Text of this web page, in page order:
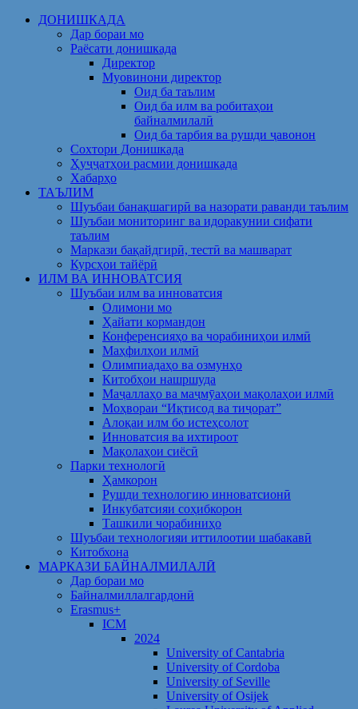
Skip
ДОНИШКАДА
Дар бораи мо
Раёсати донишкада
Директор
Муовинони директор
Оид ба таълим
Оид ба илм ва робитаҳои
байналмилалӣ
Оид ба тарбия ва рушди ҷавонон
Сохтори Донишкада
Ҳуҷҷатҳои расмии донишкада
Хабарҳо
ТАЪЛИМ
Шуъбаи банақшагирӣ ва назорати раванди таълим
Шуъбаи мониторинг ва идоракунии сифати
таълим
Маркази бақайдгирӣ, тестӣ ва машварат
Курсҳои тайёрӣ
ИЛМ ВА ИННОВАТСИЯ
Шуъбаи илм ва инноватсия
Олимони мо
Ҳайати кормандон
Конференсияҳо ва чорабиниҳои илмӣ
Маҳфилҳои илмӣ
Олимпиадаҳо ва озмунҳо
Китобҳои нашршуда
Маҷаллаҳо ва маҷмӯаҳои мақолаҳои илмӣ
Моҳвораи “Иқтисод ва тиҷорат”
Алоқаи илм бо истеҳсолот
Инноватсия ва ихтироот
Мақолаҳои сиёсӣ
Парки технологӣ
Ҳамкорон
Рушди технологию инноватсионӣ
Инкубатсияи соҳибкорон
Ташкили чорабиниҳо
Шуъбаи технологияи иттилоотии шабакавӣ
Китобхона
МАРКАЗИ БАЙНАЛМИЛАЛӢ
Дар бораи мо
Байналмиллалгардонӣ
Erasmus+
ICM
2024
University of Cantabria
University of Cordoba
University of Seville
University of Osijek